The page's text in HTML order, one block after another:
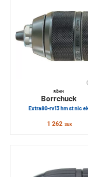
RÖHM
Borrchuck
Extra80-rv13 hm st nic
1 262 SEK